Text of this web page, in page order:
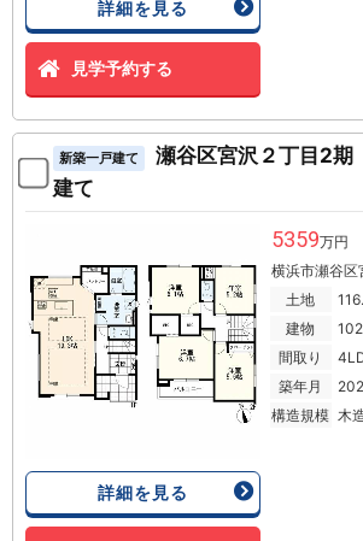
詳細を見る
見学予約する
新築一戸建て
瀬谷区宮沢２丁目2
建て
詳細を見る
5359万円
横浜市瀬谷区
土地
建物
間取り
築年月
構造規模 木